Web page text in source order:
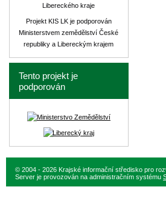
Libereckého kraje
Projekt KIS LK je podporován
Ministerstvem zemědělství České
republiky a Libereckým krajem
Tento projekt je
podporován
© 2004 - 2026 Krajské informační středisko pro
Server je provozován na administračním systému